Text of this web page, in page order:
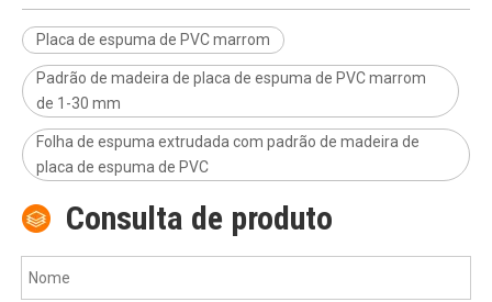
Placa de espuma de PVC marrom
Padrão de madeira de placa de espuma de PVC marrom
de 1-30 mm
Folha de espuma extrudada com padrão de madeira de
placa de espuma de PVC
Consulta de produto